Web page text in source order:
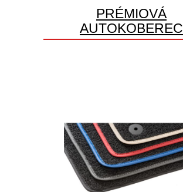
PRÉMIOVÁ
AUTOKOBEREC